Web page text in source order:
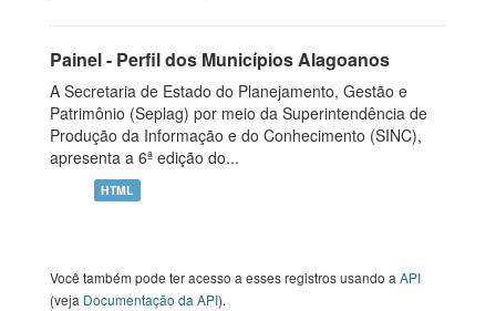
Painel - Perfil dos Municípios Alagoanos
A Secretaria de Estado do Planejamento, Gestão e
Patrimônio (Seplag) por meio da Superintendência de
Produção da Informação e do Conhecimento (SINC),
apresenta a 6ª edição do...
HTML
Você também pode ter acesso a esses registros usando a API
(veja Documentação da API).